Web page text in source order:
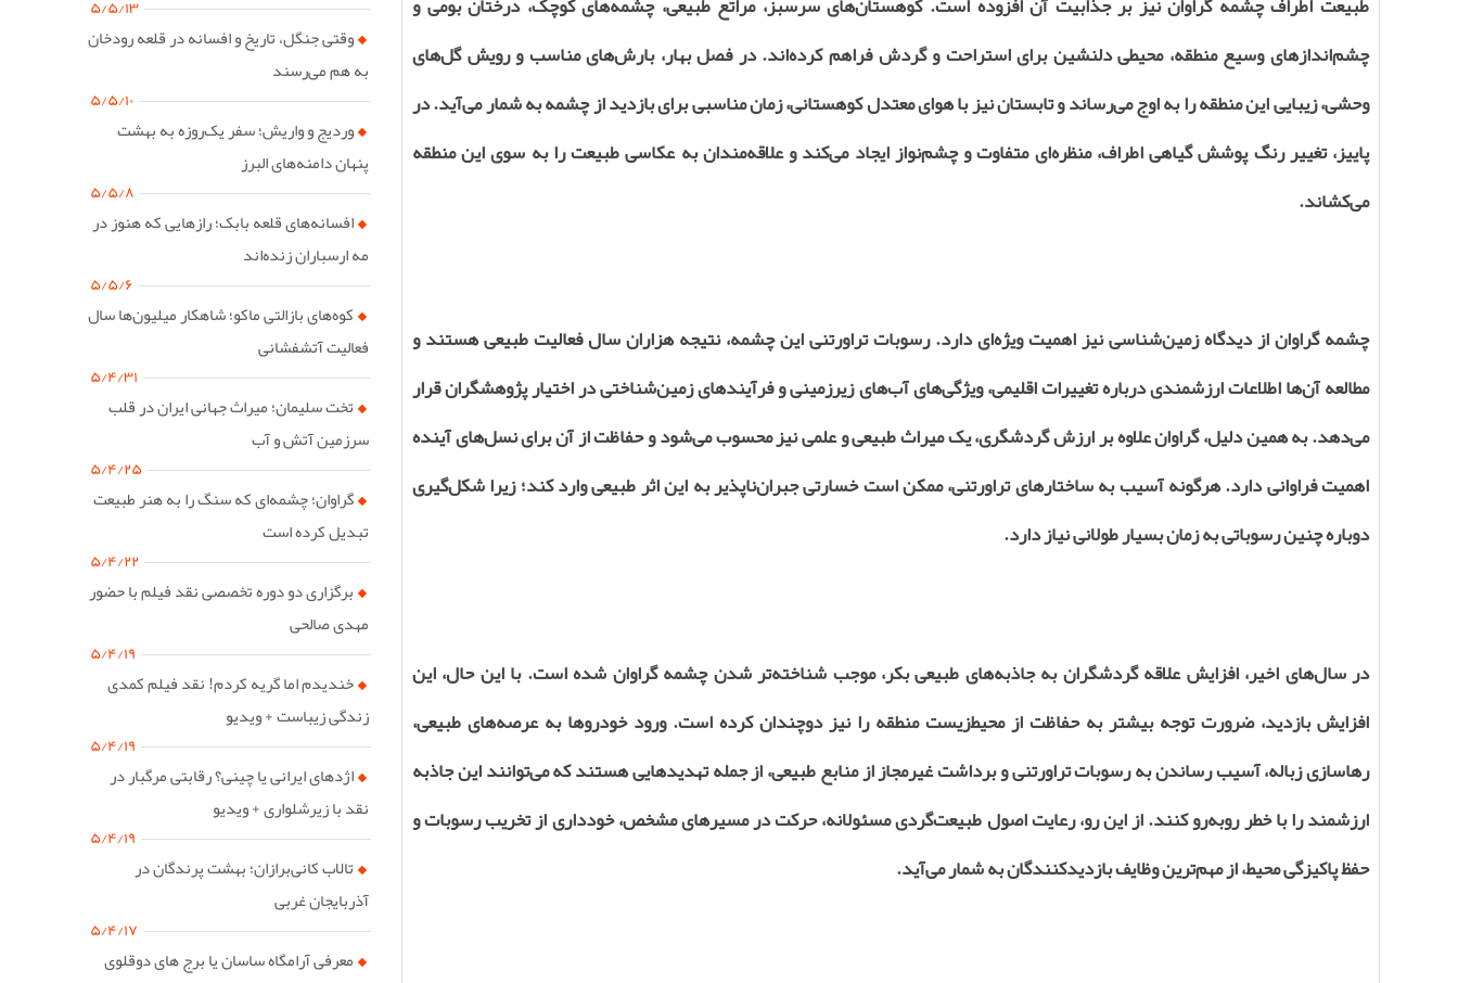
چشم‌اندازهای وسیع منطقه، محیطی دلنشین برای استراحت و گردش فراهم کرده‌اند. در فصل بهار، بارش‌های مناسب و رویش گل‌های
وحشی، زیبایی این منطقه را به اوج می‌رساند و تابستان نیز با هوای معتدل کوهستانی، زمان مناسبی برای بازدید از چشمه به شمار می‌آید. در
پاییز، تغییر رنگ پوشش گیاهی اطراف، منظره‌ای متفاوت و چشم‌نواز ایجاد می‌کند و علاقه‌مندان به عکاسی طبیعت را به سوی این منطقه
می‌کشاند.
چشمه گراوان از دیدگاه زمین‌شناسی نیز اهمیت ویژه‌ای دارد. رسوبات تراورتنی این چشمه، نتیجه هزاران سال فعالیت طبیعی هستند و
مطالعه آن‌ها اطلاعات ارزشمندی درباره تغییرات اقلیمی، ویژگی‌های آب‌های زیرزمینی و فرآیندهای زمین‌شناختی در اختیار پژوهشگران قرار
می‌دهد. به همین دلیل، گراوان علاوه بر ارزش گردشگری، یک میراث طبیعی و علمی نیز محسوب می‌شود و حفاظت از آن برای نسل‌های آینده
اهمیت فراوانی دارد. هرگونه آسیب به ساختارهای تراورتنی، ممکن است خسارتی جبران‌ناپذیر به این اثر طبیعی وارد کند؛ زیرا شکل‌گیری
دوباره چنین رسوباتی به زمان بسیار طولانی نیاز دارد.
در سال‌های اخیر، افزایش علاقه گردشگران به جاذبه‌های طبیعی بکر، موجب شناخته‌تر شدن چشمه گراوان شده است. با این حال، این
افزایش بازدید، ضرورت توجه بیشتر به حفاظت از محیط‌زیست منطقه را نیز دوچندان کرده است. ورود خودروها به عرصه‌های طبیعی،
رهاسازی زباله، آسیب رساندن به رسوبات تراورتنی و برداشت غیرمجاز از منابع طبیعی، از جمله تهدیدهایی هستند که می‌توانند این جاذبه
ارزشمند را با خطر روبه‌رو کنند. از این رو، رعایت اصول طبیعت‌گردی مسئولانه، حرکت در مسیرهای مشخص، خودداری از تخریب رسوبات و
حفظ پاکیزگی محیط، از مهم‌ترین وظایف بازدیدکنندگان به شمار می‌آید.
۵/۵/۱۳
وقتی جنگل، تاریخ و افسانه در قلعه رودخان
به هم می‌رسند
۵/۵/۱۰
وردیج و واریش؛ سفر یک‌روزه به بهشت
پنهان دامنه‌های البرز
۵/۵/۸
افسانه‌های قلعه بابک؛ رازهایی که هنوز در
مه ارسباران زنده‌اند
۵/۵/۶
کوه‌های بازالتی ماکو؛ شاهکار میلیون‌ها سال
فعالیت آتشفشانی
۵/۴/۳۱
تخت سلیمان؛ میراث جهانی ایران در قلب
سرزمین آتش و آب
۵/۴/۲۵
گراوان؛ چشمه‌ای که سنگ را به هنر طبیعت
تبدیل کرده است
۵/۴/۲۲
برگزاری دو دوره تخصصی نقد فیلم با حضور
مهدی صالحی
۵/۴/۱۹
خندیدم اما گریه کردم! نقد فیلم کمدی
زندگی زیباست + ویدیو
۵/۴/۱۹
اژدهای ایرانی یا چینی؟ رقابتی مرگبار در
نقد با زیرشلواری + ویدیو
۵/۴/۱۹
تالاب کانی‌برازان؛ بهشت پرندگان در
آذربایجان غربی
۵/۴/۱۷
معرفی آرامگاه ساسان یا برج های دوقلوی